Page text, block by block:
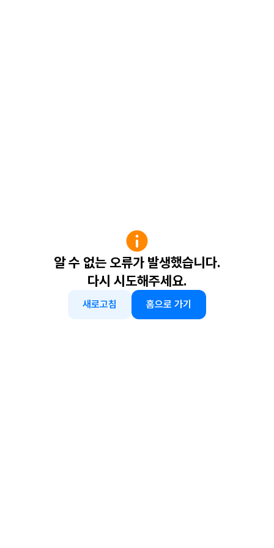
알 수 없는 오류가 발생했습니다.
다시 시도해주세요.
새로고침 홈으로 가기